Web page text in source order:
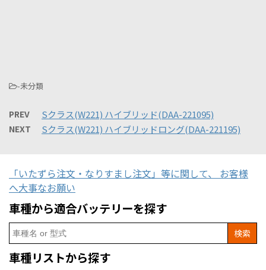
-未分類
PREV Sクラス(W221) ハイブリッド(DAA-221095)
NEXT Sクラス(W221) ハイブリッドロング(DAA-221195)
「いたずら注文・なりすまし注文」等に関して、 お客様
へ大事なお願い
車種から適合バッテリーを探す
Search
for:
車種リストから探す